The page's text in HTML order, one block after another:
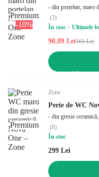
Premium
-10%
- din porțelan, maro
(3)
În stoc
Ultimele
90,89 Lei101 Lei
Premium
Zone
Perie de WC
- din gresie
(8)
În stoc
299 Lei